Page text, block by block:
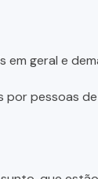
geral e
pessoas